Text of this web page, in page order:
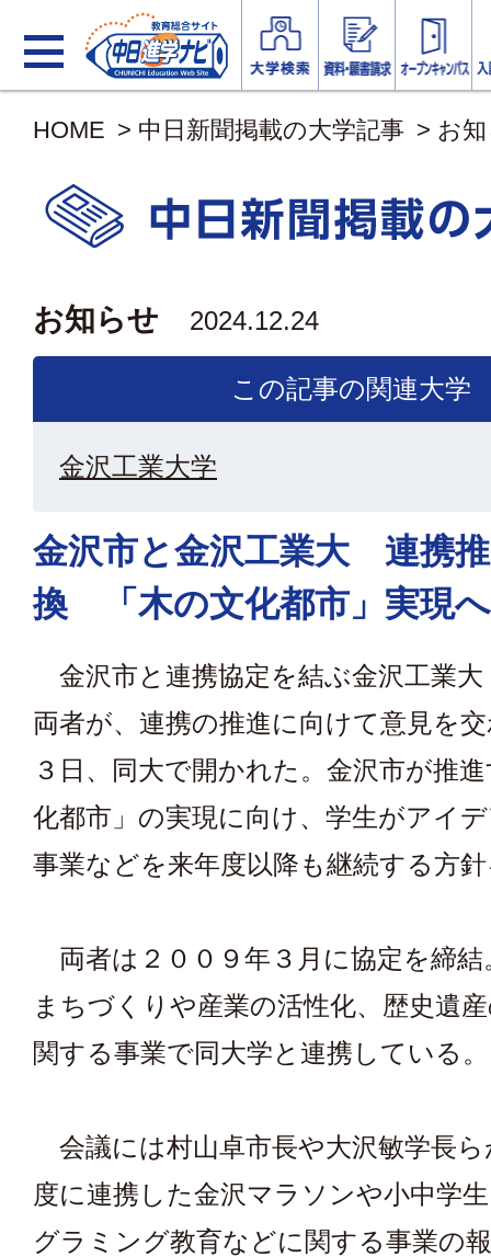
HOME > 中日新聞掲載の大学記事 > お
お知らせ 2024.12.24
この記事の関連大学
金沢工業大学
金沢市と金沢工業大 連携
換 「木の文化都市」実現へ
金沢市と連携協定を結ぶ金沢工業大
両者が、連携の推進に向けて意見を
３日、同大で開かれた。金沢市が推
化都市」の実現に向け、学生がアイ
事業などを来年度以降も継続する方
両者は２００９年３月に協定を締結
まちづくりや産業の活性化、歴史遺
関する事業で同大学と連携している。
会議には村山卓市長や大沢敏学長ら
度に連携した金沢マラソンや小中学
グラミング教育などに関する事業の